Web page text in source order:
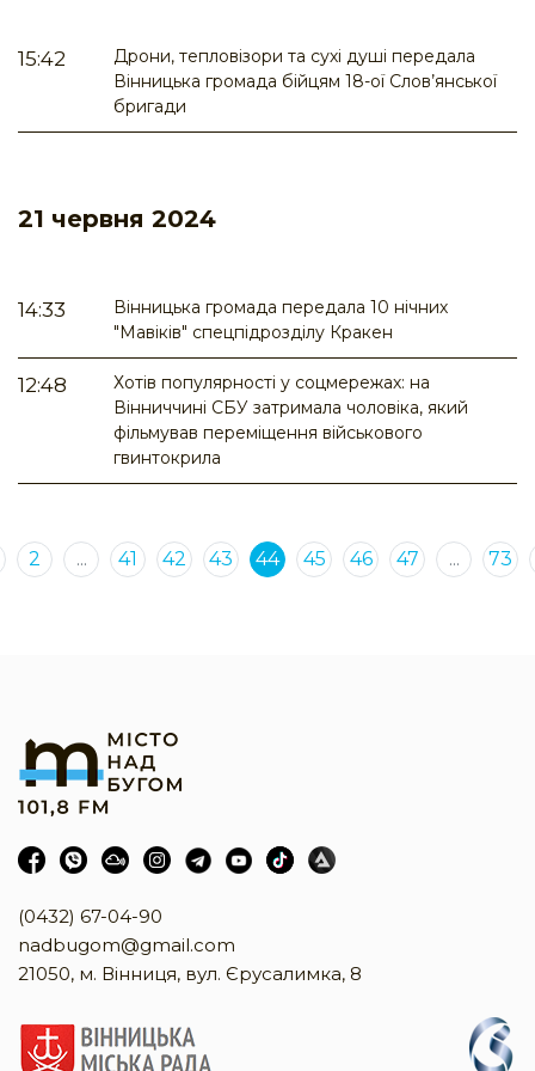
15:42
Дрони, тепловізори та сухі душі передала
Вінницька громада бійцям 18-ої Слов’янської
бригади
21 червня 2024
14:33
Вінницька громада передала 10 нічних
"Мавіків" спецпідрозділу Кракен
12:48
Хотів популярності у соцмережах: на
Вінниччині СБУ затримала чоловіка, який
фільмував переміщення військового
гвинтокрила
2 ... 41 42 43 44 45 46 47 ... 73
(0432) 67-04-90
nadbugom@gmail.com
21050, м. Вінниця, вул. Єрусалимка, 8